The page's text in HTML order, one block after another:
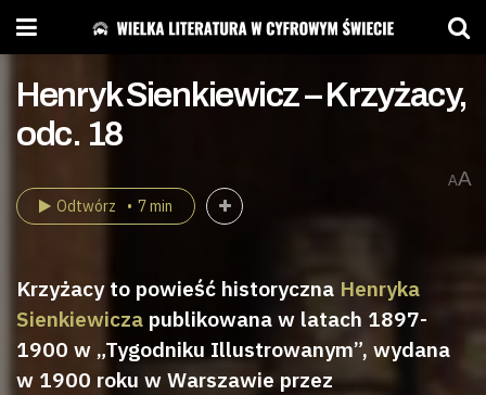
Henryk Sienkiewicz – Krzyżacy,
odc. 18
AA
Odtwórz 7 min
Krzyżacy to powieść historyczna Henryka
Sienkiewicza publikowana w latach 1897-
1900 w „Tygodniku Illustrowanym”, wydana
w 1900 roku w Warszawie przez